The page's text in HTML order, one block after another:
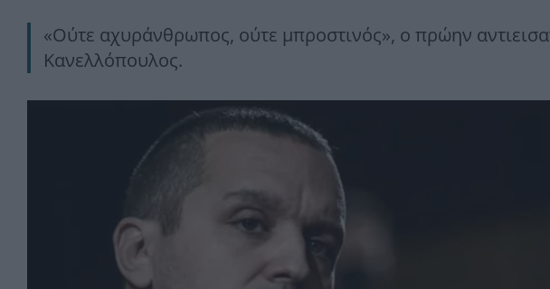
«Ούτε αχυράνθρωπος, ούτε μπροστινός», ο πρώην
Κανελλόπουλος.